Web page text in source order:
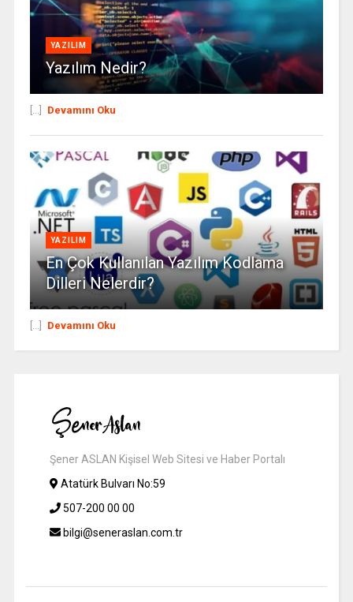
YAZILIM
Yazılım Nedir?
[...] Devamını Oku
YAZILIM
En Çok Kullanılan Yazılım Kodlama
Dilleri Nelerdir?
[...] Devamını Oku
Şener ASLAN Kişisel Web Sitesi ve Haber Portalı
Atatürk Bulvarı No:59
507-200 00 00
bilgi@seneraslan.com.tr